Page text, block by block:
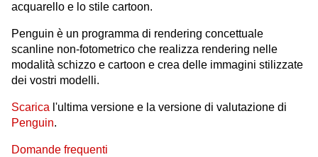
acquarello e lo stile cartoon.
Penguin è un programma di rendering concettuale
scanline non-fotometrico che realizza rendering nelle
modalità schizzo e cartoon e crea delle immagini stilizzate
dei vostri modelli.
Scarica l'ultima versione e la versione di valutazione di
Penguin.
Domande frequenti